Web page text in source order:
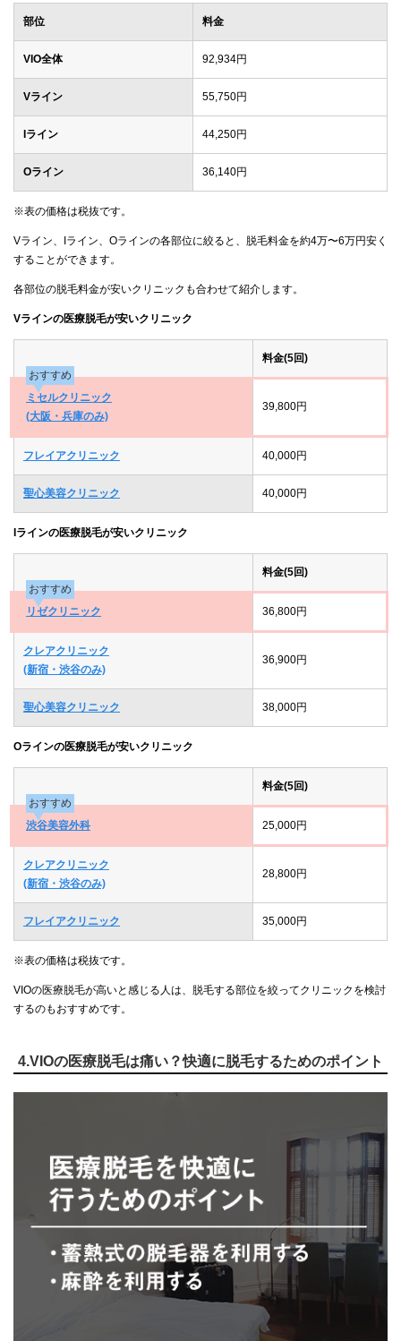
部位 料金
VIO全体 92,934円
Vライン 55,750円
Iライン 44,250円
Oライン 36,140円
※表の価格は税抜です。
Vライン、Iライン、Oラインの各部位に絞ると、脱毛料金を約4万〜6万円安く
することができます。
各部位の脱毛料金が安いクリニックも合わせて紹介します。
Vラインの医療脱毛が安いクリニック
料金(5回)
おすすめ
ミセルクリニック
(大阪・兵庫のみ)
39,800円
フレイアクリニック 40,000円
聖心美容クリニック 40,000円
Iラインの医療脱毛が安いクリニック
料金(5回)
おすすめ
リゼクリニック
36,800円
クレアクリニック
(新宿・渋谷のみ)
36,900円
聖心美容クリニック 38,000円
Oラインの医療脱毛が安いクリニック
料金(5回)
おすすめ
渋谷美容外科
25,000円
クレアクリニック
(新宿・渋谷のみ)
28,800円
フレイアクリニック 35,000円
※表の価格は税抜です。
VIOの医療脱毛が高いと感じる人は、脱毛する部位を絞ってクリニックを検討
するのもおすすめです。
4.VIOの医療脱毛は痛い？快適に脱毛するためのポイント